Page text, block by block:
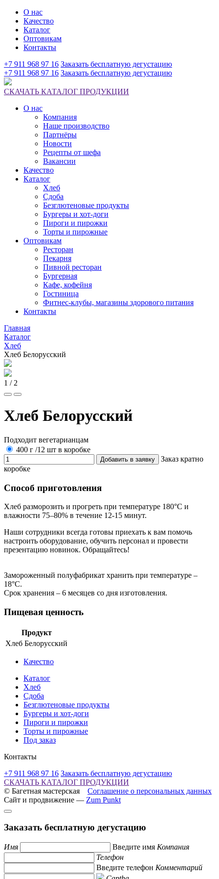
О нас
Качество
Каталог
Оптовикам
Контакты
+7 911 968 97 16 Заказать бесплатную дегустацию
+7 911 968 97 16 Заказать бесплатную дегустацию
СКАЧАТЬ КАТАЛОГ ПРОДУКЦИИ
О нас
Компания
Наше производство
Партнёры
Новости
Рецепты от шефа
Вакансии
Качество
Каталог
Хлеб
Сдоба
Безглютеновые продукты
Бургеры и хот-доги
Пироги и пирожки
Торты и пирожные
Оптовикам
Ресторан
Пекарня
Пивной ресторан
Бургерная
Кафе, кофейня
Гостиница
Фитнес-клубы, магазины здорового питания
Контакты
Главная
Каталог
Хлеб
Хлеб Белорусский
1 / 2
Хлеб Белорусский
Подходит вегетарианцам
400 г /12 шт в коробке
Заказ кратно
коробке
Способ приготовления
Хлеб разморозить и прогреть при температуре 180°С и
влажности 75–80% в течение 12-15 минут.
Наши сотрудники всегда готовы приехать к вам помочь
настроить оборудование, обучить персонал и провести
презентацию новинок. Обращайтесь!
Замороженный полуфабрикат хранить при температуре –
18°С.
Срок хранения – 6 месяцев со дня изготовления.
Пищевая ценность
Продукт
Хлеб Белорусский
Качество
Каталог
Хлеб
Сдоба
Безглютеновые продукты
Бургеры и хот-доги
Пироги и пирожки
Торты и пирожные
Под заказ
Контакты
+7 911 968 97 16 Заказать бесплатную дегустацию
СКАЧАТЬ КАТАЛОГ ПРОДУКЦИИ
© Багетная мастерская
Соглашение о персональных данных
Сайт и продвижение — Zum Punkt
Заказать бесплатную дегустацию
Имя Введите имя Компания
Телефон
Введите телефон Комментарий